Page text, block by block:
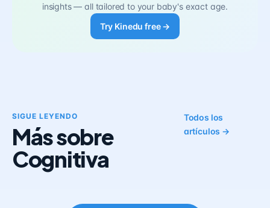
insights — all tailored to your baby's exact age.
Try Kinedu free →
SIGUE LEYENDO
Más sobre
Cognitiva
Todos los
artículos →